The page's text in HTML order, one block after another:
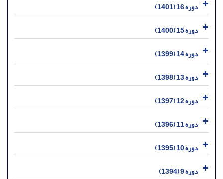
دوره 16 (1401)
دوره 15 (1400)
دوره 14 (1399)
دوره 13 (1398)
دوره 12 (1397)
دوره 11 (1396)
دوره 10 (1395)
دوره 9 (1394)